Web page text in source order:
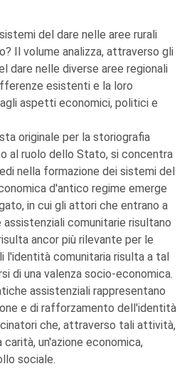
del dare nelle aree rurali
Il volume analizza, attraverso gli
dare nelle diverse aree regionali
esistenti e la loro
aspetti economici, politici e
originale per la storiografia
al ruolo dello Stato, si concentra
nella formazione dei sistemi del
d'antico regime emerge
in cui gli attori che entrano a
comunitarie risultano
ancor più rilevante per le
l'identità comunitaria risulta a tal
di una valenza socio-economica.
assistenziali rappresentano
e di rafforzamento dell'identità
che, attraverso tali attività,
un'azione economica,
sociale.